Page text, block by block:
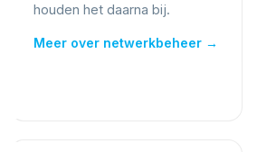
houden het daarna bij.
Meer over netwerkbeheer →